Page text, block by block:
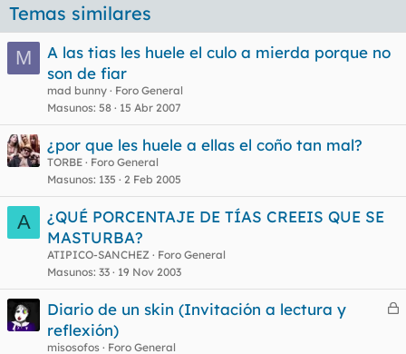
Temas similares
M
A las tias les huele el culo a mierda porque no
son de fiar
mad bunny
Foro General
Masunos 58 15 Abr 2007
¿por que les huele a ellas el coño tan mal?
TORBE
Foro General
Masunos 135 2 Feb 2005
A
¿QUÉ PORCENTAJE DE TÍAS CREEIS QUE SE
MASTURBA?
ATIPICO-SANCHEZ
Foro General
Masunos 33 19 Nov 2003
C
Diario de un skin (Invitación a lectura y
reflexión)
misosofos
Foro General